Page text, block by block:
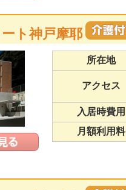
ト神戸摩耶
所在地
アクセス
入居時費用
月額利用料